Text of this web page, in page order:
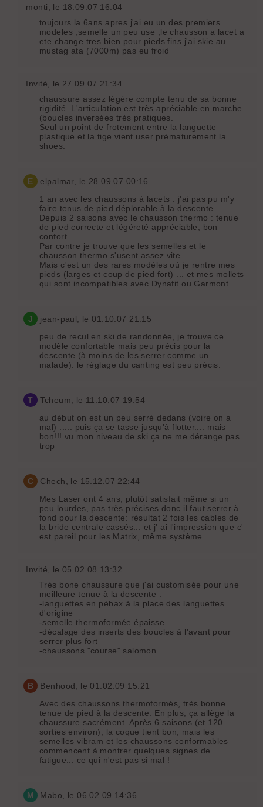
monti , le 18.09.07 16:04
toujours la 6ans apres j'ai eu un des premiers
modeles ,semelle un peu use ,le chausson a lacet a
ete change tres bien pour pieds fins j'ai skie au
mustag ata (7000m) pas eu froid
Invité , le 27.09.07 21:34
chaussure assez légère compte tenu de sa bonne
rigidité. L'articulation est très apréciable en marche
(boucles inversées très pratiques.
Seul un point de frotement entre la languette
plastique et la tige vient user prématurement la
shoes.
E elpalmar , le 28.09.07 00:16
1 an avec les chaussons à lacets : j'ai pas pu m'y
faire tenus de pied déplorable à la descente.
Depuis 2 saisons avec le chausson thermo : tenue
de pied correcte et légéreté appréciable, bon
confort.
Par contre je trouve que les semelles et le
chausson thermo s'usent assez vite.
Mais c'est un des rares modèles où je rentre mes
pieds (larges et coup de pied fort) ... et mes mollets
qui sont incompatibles avec Dynafit ou Garmont.
J jean-paul , le 01.10.07 21:15
peu de recul en ski de randonnée, je trouve ce
modèle confortable mais peu précis pour la
descente (à moins de les serrer comme un
malade). le réglage du canting est peu précis.
T Tcheum , le 11.10.07 19:54
au début on est un peu serré dedans (voire on a
mal) ..... puis ça se tasse jusqu'à flotter.... mais
bon!!! vu mon niveau de ski ça ne me dérange pas
trop
C Chech , le 15.12.07 22:44
Mes Laser ont 4 ans; plutôt satisfait même si un
peu lourdes, pas très précises donc il faut serrer à
fond pour la descente: résultat 2 fois les cables de
la bride centrale cassés... et j' ai l'impression que c'
est pareil pour les Matrix, même système.
Invité , le 05.02.08 13:32
Très bone chaussure que j'ai customisée pour une
meilleure tenue à la descente :
-languettes en pébax à la place des languettes
d'origine
-semelle thermoformée épaisse
-décalage des inserts des boucles à l'avant pour
serrer plus fort
-chaussons "course" salomon
B Benhood , le 01.02.09 15:21
Avec des chaussons thermoformés, très bonne
tenue de pied à la descente. En plus, ça allège la
chaussure sacrément. Après 6 saisons (et 120
sorties environ), la coque tient bon, mais les
semelles vibram et les chaussons conformables
commencent à montrer quelques signes de
fatigue... ce qui n'est pas si mal !
M Mabo , le 06.02.09 14:36